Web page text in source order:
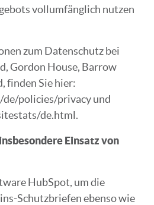
vollumfänglich nutzen
zum Datenschutz bei
Gordon House, Barrow
finden Sie hier:
policies/privacy und
de.html.
Einsatz von
HubSpot, um die
Schutzbriefen ebenso wie